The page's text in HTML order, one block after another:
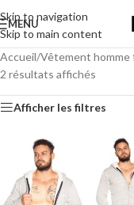
Skip to navigation
Skip to main content
MENU
Accueil/Vêtement homme
2 résultats affichés
Afficher les filtres